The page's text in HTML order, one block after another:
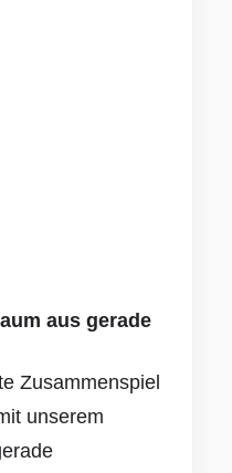
aus gerade
Zusammenspiel
unserem